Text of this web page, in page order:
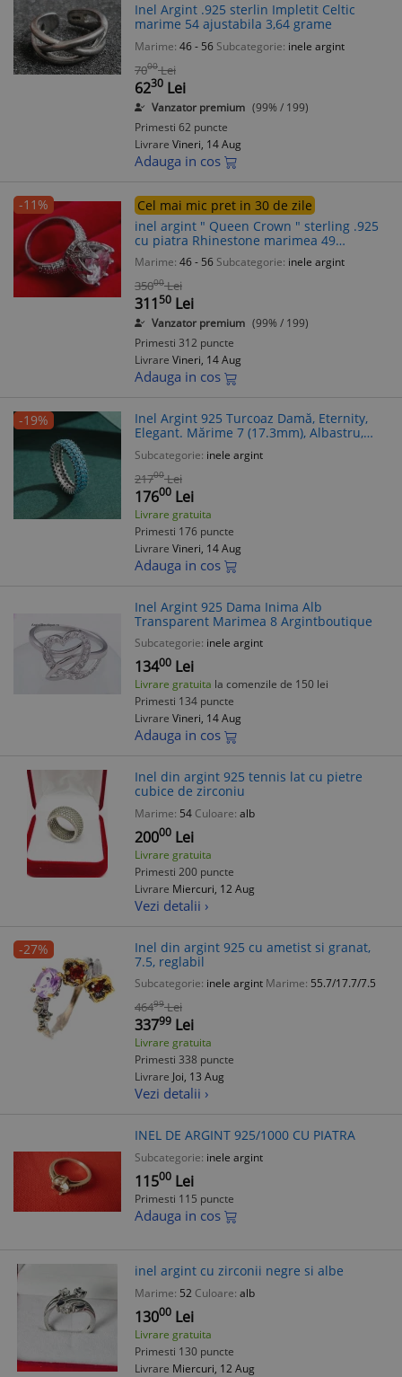
Inel Argint .925 sterlin Impletit Celtic
marime 54 ajustabila 3,64 grame
Marime: 46 - 56 Subcategorie: inele argint
7000 Lei
6230 Lei
Vanzator premium (99% / 199)
Primesti 62 puncte
Livrare Vineri, 14 Aug
Adauga in cos
-11%
Cel mai mic pret in 30 de zile
inel argint " Queen Crown " sterling .925
cu piatra Rhinestone marimea 49
greutate 6,46 grame
Marime: 46 - 56 Subcategorie: inele argint
35000 Lei
31150 Lei
Vanzator premium (99% / 199)
Primesti 312 puncte
Livrare Vineri, 14 Aug
Adauga in cos
-19%
Inel Argint 925 Turcoaz Damă, Eternity,
Elegant. Mărime 7 (17.3mm), Albastru,
6mm lățime
Subcategorie: inele argint
21700 Lei
17600 Lei
Livrare gratuita
Primesti 176 puncte
Livrare Vineri, 14 Aug
Adauga in cos
Inel Argint 925 Dama Inima Alb
Transparent Marimea 8 Argintboutique
Subcategorie: inele argint
13400 Lei
Livrare gratuita la comenzile de 150 lei
Primesti 134 puncte
Livrare Vineri, 14 Aug
Adauga in cos
Inel din argint 925 tennis lat cu pietre
cubice de zirconiu
Marime: 54 Culoare: alb
20000 Lei
Livrare gratuita
Primesti 200 puncte
Livrare Miercuri, 12 Aug
Vezi detalii ›
-27%
Inel din argint 925 cu ametist si granat,
7.5, reglabil
Subcategorie: inele argint Marime: 55.7/17.7/7.5
46499 Lei
33799 Lei
Livrare gratuita
Primesti 338 puncte
Livrare Joi, 13 Aug
Vezi detalii ›
INEL DE ARGINT 925/1000 CU PIATRA
Subcategorie: inele argint
11500 Lei
Primesti 115 puncte
Adauga in cos
inel argint cu zirconii negre si albe
Marime: 52 Culoare: alb
13000 Lei
Livrare gratuita
Primesti 130 puncte
Livrare Miercuri, 12 Aug